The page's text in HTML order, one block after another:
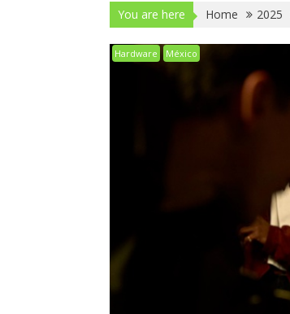
You are here Home 2025
Hardware México